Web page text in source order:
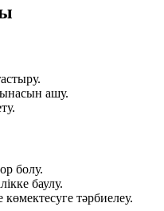
ашу.
болу.
баулу.
тәрбиелеу.